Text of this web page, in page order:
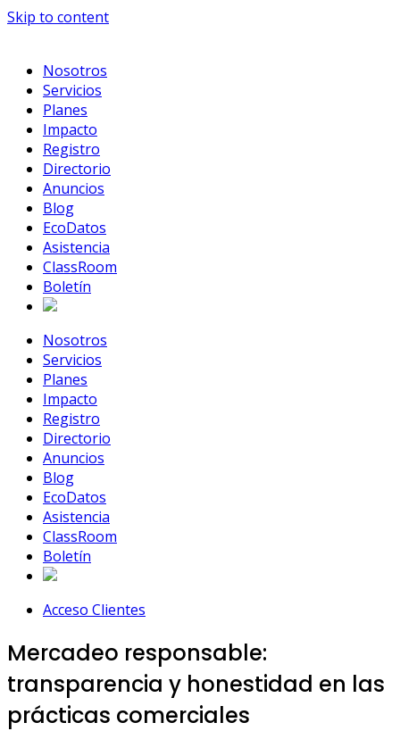
Skip to content
Nosotros
Servicios
Planes
Impacto
Registro
Directorio
Anuncios
Blog
EcoDatos
Asistencia
ClassRoom
Boletín
Nosotros
Servicios
Planes
Impacto
Registro
Directorio
Anuncios
Blog
EcoDatos
Asistencia
ClassRoom
Boletín
Acceso Clientes
Mercadeo responsable:
transparencia y honestidad en las
prácticas comerciales